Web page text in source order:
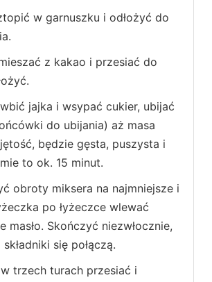
w garnuszku i odłożyć do
z kakao i przesiać do
jajka i wsypać cukier, ubijać
do ubijania) aż masa
będzie gęsta, puszysta i
to ok. 15 minut.
obroty miksera na najmniejsze i
po łyżeczce wlewać
masło. Skończyć niezwłocznie,
się połączą.
trzech turach przesiać i